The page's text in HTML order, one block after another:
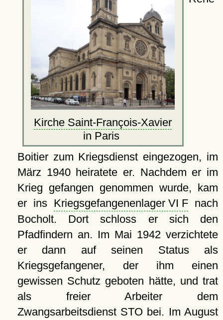
Kirche Saint-François-Xavier
in Paris
Boitier zum Kriegsdienst eingezogen, im
März 1940 heiratete er. Nachdem er im
Krieg gefangen genommen wurde, kam
er ins Kriegsgefangenenlager VI Fnach
Bocholt. Dort schloss er sich den
Pfadfindern an. Im Mai 1942 verzichtete
er dann auf seinen Status als
Kriegsgefangener, der ihm einen
gewissen Schutz geboten hätte, und trat
als freier Arbeiter dem
Zwangsarbeitsdienst STO bei. Im August